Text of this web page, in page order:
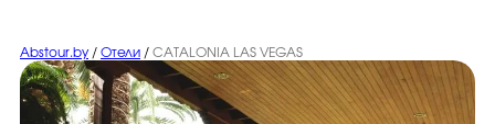
Abstour.by / Отели / CATALONIA LAS VEGAS